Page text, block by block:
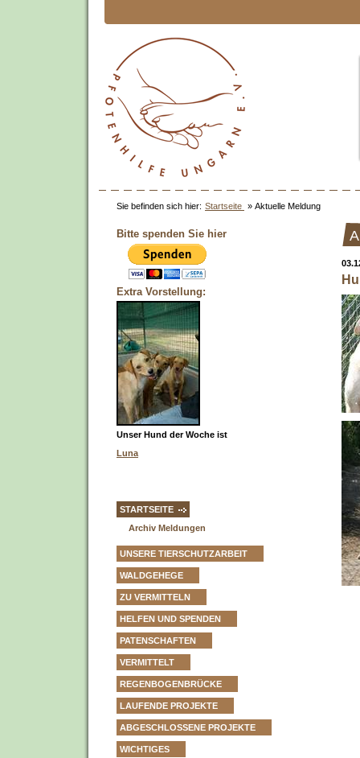
Sie befinden sich hier: Startseite » Aktuelle Meldung
Bitte spenden Sie hier
Extra Vorstellung:
Unser Hund der Woche ist
Luna
STARTSEITE
Archiv Meldungen
UNSERE TIERSCHUTZARBEIT
WALDGEHEGE
ZU VERMITTELN
HELFEN UND SPENDEN
PATENSCHAFTEN
VERMITTELT
REGENBOGENBRÜCKE
LAUFENDE PROJEKTE
ABGESCHLOSSENE PROJEKTE
WICHTIGES